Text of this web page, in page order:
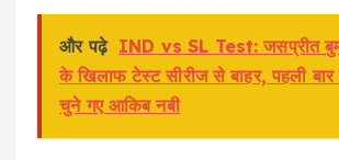
और पढ़े IND vs SL Test: जसप्रीत
के खिलाफ टेस्ट सीरीज से बाहर, पहली बार
चुने गए आकिब नबी